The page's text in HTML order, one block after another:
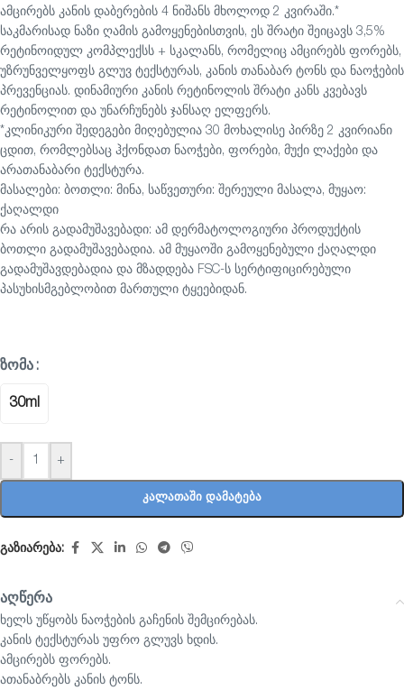
ამცირებს კანის დაბერების 4 ნიშანს მხოლოდ 2 კვირაში.*
საკმარისად ნაზი ღამის გამოყენებისთვის, ეს შრატი შეიცავს 3,5%
რეტინოიდულ კომპლექსს + სკალანს, რომელიც ამცირებს ფორებს,
უზრუნველყოფს გლუვ ტექსტურას, კანის თანაბარ ტონს და ნაოჭების
პრევენციას. დინამიური კანის რეტინოლის შრატი კანს კვებავს
რეტინოლით და უნარჩუნებს ჯანსაღ ელფერს.
*კლინიკური შედეგები მიღებულია 30 მოხალისე პირზე 2 კვირიანი
ცდით, რომლებსაც ჰქონდათ ნაოჭები, ფორები, მუქი ლაქები და
არათანაბარი ტექსტურა.
მასალები: ბოთლი: მინა, საწვეთური: შერეული მასალა, მუყაო:
ქაღალდი
რა არის გადამუშავებადი: ამ დერმატოლოგიური პროდუქტის
ბოთლი გადამუშავებადია. ამ მუყაოში გამოყენებული ქაღალდი
გადამუშავდებადია და მზადდება FSC-ს სერტიფიცირებული
პასუხისმგებლობით მართული ტყეებიდან.
ᲖᲝᲛᲐ
30ml
- +
ᲙᲐᲚᲐᲗᲐᲨᲘ ᲓᲐᲛᲐᲢᲔᲑᲐ
გაზიარება:
აღწერა
ხელს უწყობს ნაოჭების გაჩენის შემცირებას.
კანის ტექსტურას უფრო გლუვს ხდის.
ამცირებს ფორებს.
ათანაბრებს კანის ტონს.